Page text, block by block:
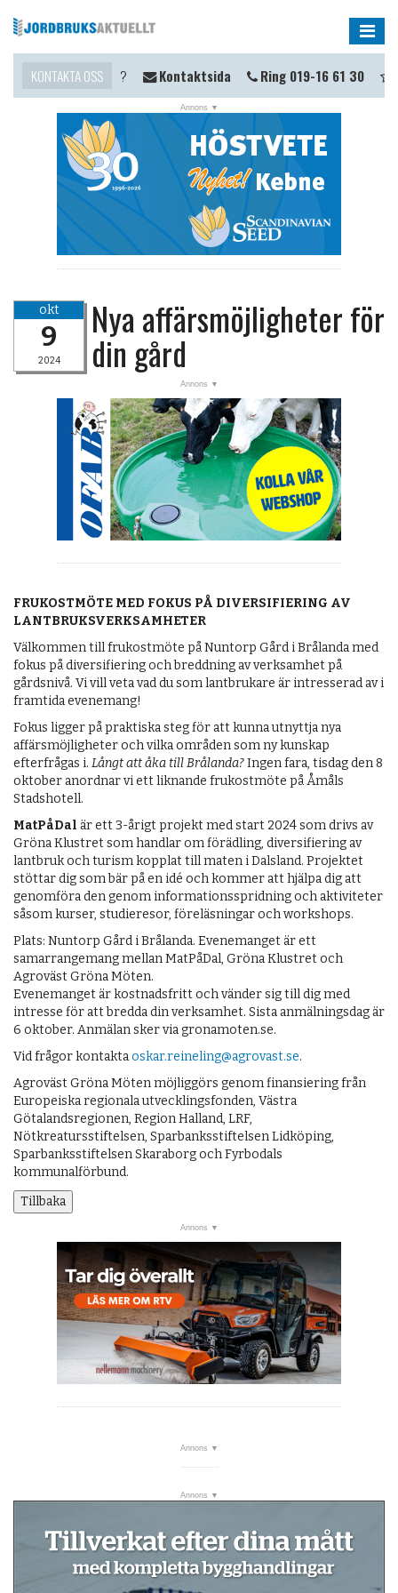
KONTAKTA OSS
du komma i kontakt? Kontaktsida Ring 019-16 61 30
okt
9
2024
Nya affärsmöjligheter för
din gård
FRUKOSTMÖTE MED FOKUS PÅ DIVERSIFIERING AV
LANTBRUKSVERKSAMHETER
Välkommen till frukostmöte på Nuntorp Gård i Brålanda med
fokus på diversifiering och breddning av verksamhet på
gårdsnivå. Vi vill veta vad du som lantbrukare är intresserad av i
framtida evenemang!
Fokus ligger på praktiska steg för att kunna utnyttja nya
affärsmöjligheter och vilka områden som ny kunskap
efterfrågas i. Långt att åka till Brålanda?Ingen fara, tisdag den 8
oktober anordnar vi ett liknande frukostmöte på Åmåls
Stadshotell.
MatPåDal är ett 3-årigt projekt med start 2024 som drivs av
Gröna Klustret som handlar om förädling, diversifiering av
lantbruk och turism kopplat till maten i Dalsland. Projektet
stöttar dig som bär på en idé och kommer att hjälpa dig att
genomföra den genom informationsspridning och aktiviteter
såsom kurser, studieresor, föreläsningar och workshops.
Plats: Nuntorp Gård i Brålanda. Evenemanget är ett
samarrangemang mellan MatPåDal, Gröna Klustret och
Agroväst Gröna Möten.
Evenemanget är kostnadsfritt och vänder sig till dig med
intresse för att bredda din verksamhet. Sista anmälningsdag är
6 oktober. Anmälan sker via gronamoten.se.
Vid frågor kontaktaoskar.reineling@agrovast.se.
Agroväst Gröna Möten möjliggörs genom finansiering från
Europeiska regionala utvecklingsfonden, Västra
Götalandsregionen, Region Halland, LRF,
Nötkreatursstiftelsen, Sparbanksstiftelsen Lidköping,
Sparbanksstiftelsen Skaraborg och Fyrbodals
kommunalförbund.
Tillbaka